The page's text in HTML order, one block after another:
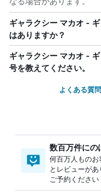
ギャラクシー マカオ -
はありますか？
ギャラクシー マカオ -
号を教えてください。
よくある質
数百万件にの
何百万人もの
とレビューが
ご予約ください